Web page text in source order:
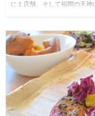
に１店舗、そして福岡の天